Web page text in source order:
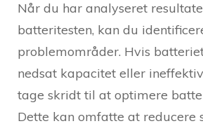
Når du har analyseret
batteritesten, kan du
problemområder. Hvis
nedsat kapacitet eller
tage skridt til at optimere
Dette kan omfatte at reducere